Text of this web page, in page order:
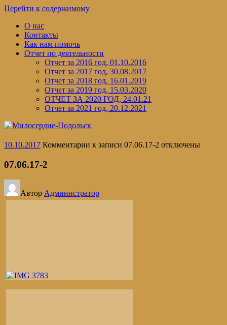
Перейти к содержимому
О нас
Контакты
Как нам помочь
Отчет по деятельности
Отчет за 2016 год, 01.10.2016
Отчет за 2017 год, 30.08.2017
Отчет за 2018 год, 16.01.2019
Отчет за 2019 год, 15.03.2020
ОТЧЕТ ЗА 2020 ГОД, 24.01.21
Отчет за 2021 год, 20.12.2021
10.10.2017 Комментарии к записи 07.06.17-2 отключены
07.06.17-2
Автор Администратор